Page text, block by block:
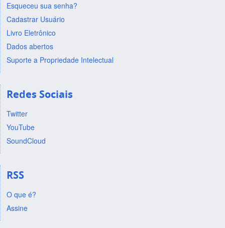
Esqueceu sua senha?
Cadastrar Usuário
Livro Eletrônico
Dados abertos
Suporte a Propriedade Intelectual
Redes Sociais
Twitter
YouTube
SoundCloud
RSS
O que é?
Assine